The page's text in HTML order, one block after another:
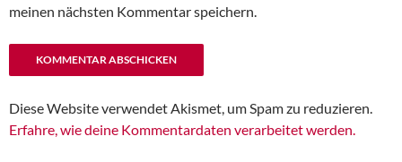
meinen nächsten Kommentar speichern.
Diese Website verwendet Akismet, um Spam zu reduzieren.
Erfahre, wie deine Kommentardaten verarbeitet werden.